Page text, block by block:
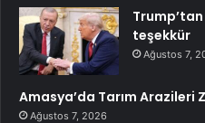
teşekkür
Ağustos 7,
Amasya’da Tarım Arazileri
Ağustos 7, 2026